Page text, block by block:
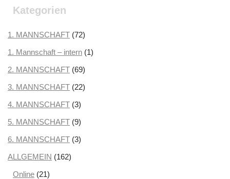
August 2025
Juli 2025(3)
Juni 2025(1)
Mai 2025(1)
April 2025(3)
März 2025(3)
Februar 2025(2)
Januar 2025(2)
Dezember 2024(3)
November 2024
Kategorien
1. MANNSCHAFT (72)
1. Mannschaft – intern (1)
2. MANNSCHAFT (69)
3. MANNSCHAFT (22)
4. MANNSCHAFT (3)
5. MANNSCHAFT (9)
6. MANNSCHAFT (3)
ALLGEMEIN (162)
Online (21)